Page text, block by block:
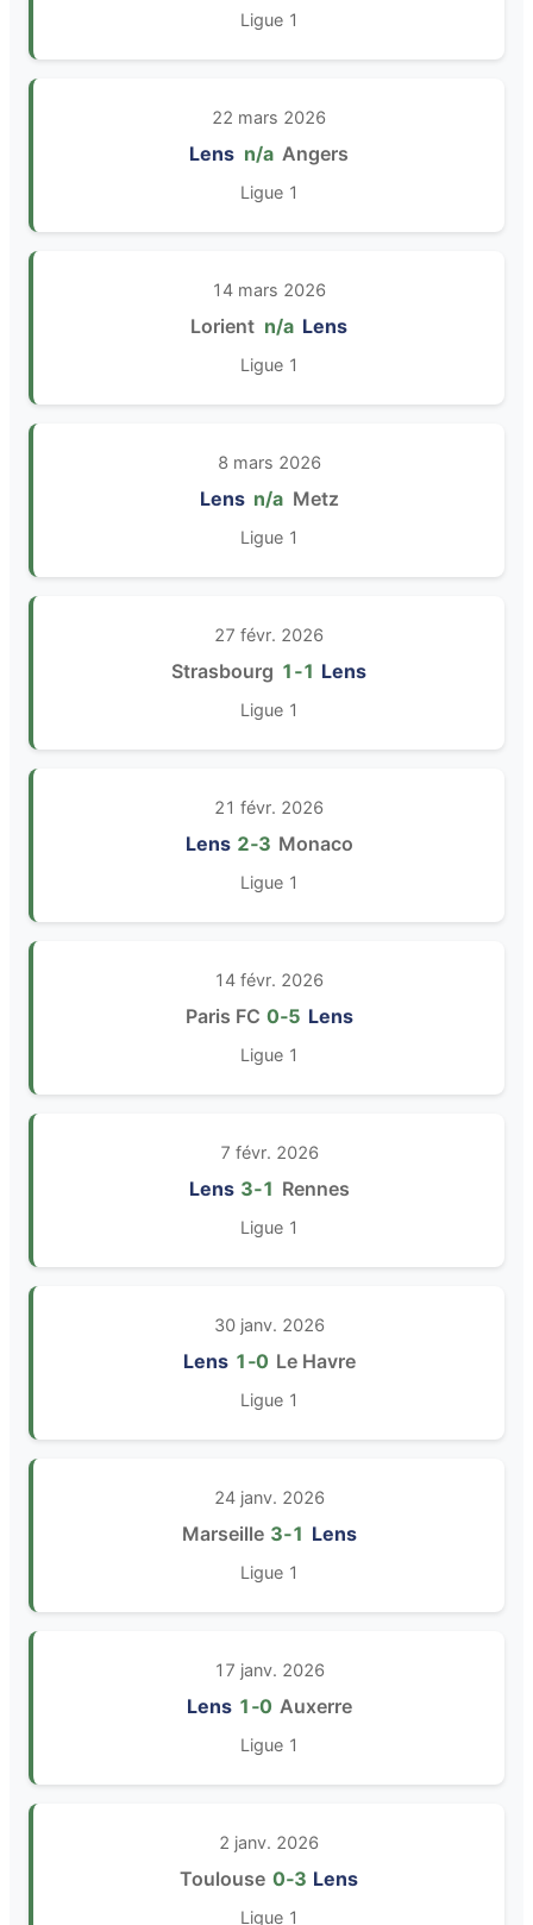
Ligue 1
22 mars 2026
Lens n/a Angers
Ligue 1
14 mars 2026
Lorient n/a Lens
Ligue 1
8 mars 2026
Lens n/a Metz
Ligue 1
27 févr. 2026
Strasbourg 1‑1 Lens
Ligue 1
21 févr. 2026
Lens 2‑3 Monaco
Ligue 1
14 févr. 2026
Paris FC 0‑5 Lens
Ligue 1
7 févr. 2026
Lens 3‑1 Rennes
Ligue 1
30 janv. 2026
Lens 1‑0 Le Havre
Ligue 1
24 janv. 2026
Marseille 3‑1 Lens
Ligue 1
17 janv. 2026
Lens 1‑0 Auxerre
Ligue 1
2 janv. 2026
Toulouse 0‑3 Lens
Ligue 1